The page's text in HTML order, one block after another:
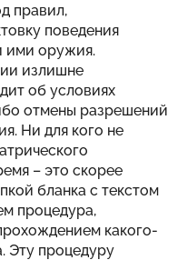
правил,
поведения
ими оружия.
излишне
об условиях
отмены разрешений
Ни для кого не
– это скорее
бланка с текстом
процедура,
какого-
Эту процедуру